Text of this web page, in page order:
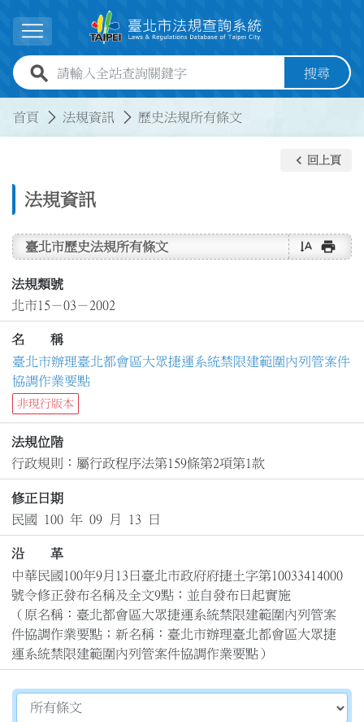
展開選單
全站查詢關鍵字欄位 搜尋
首頁 法規資訊 歷史法規所有條文
法規資訊
keyboard_arrow_left 回上頁
臺北市歷史法規所有條文 text_rotate_vertical print
法規類號
北市15－03－2002
名 稱
臺北市辦理臺北都會區大眾捷運系統禁限建範圍內列管案件
協調作業要點
非現行版本
法規位階
行政規則：屬行政程序法第159條第2項第1款
修正日期
民國 100 年 09 月 13 日
沿 革
中華民國100年9月13日臺北市政府府捷土字第10033414000
號令修正發布名稱及全文9點；並自發布日起實施
（原名稱：臺北都會區大眾捷運系統禁限建範圍內列管案
件協調作業要點；新名稱：臺北市辦理臺北都會區大眾捷
運系統禁限建範圍內列管案件協調作業要點）
切換選擇法規資訊內容